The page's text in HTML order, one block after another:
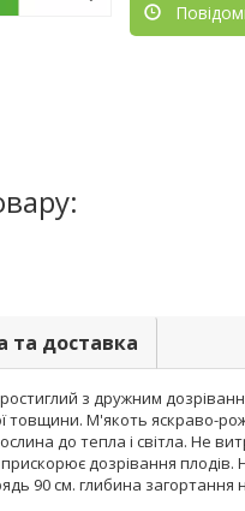
та доставка
з дружним
товщини. М'якоть яскраво-
до тепла і світла. Не
дозрівання плодів.
90 см. глибина загортання